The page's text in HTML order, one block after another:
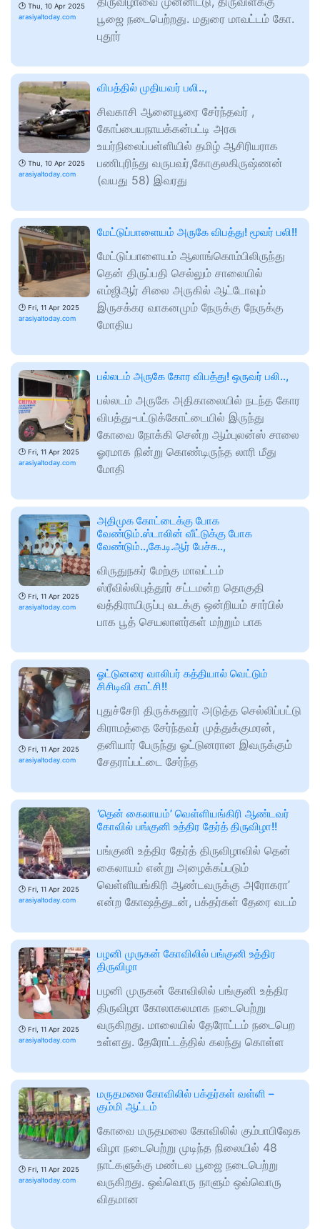
🕑 Thu, 10 Apr 2025
arasiyaltoday.com
பூஜை நடைபெற்றது. மதுரை மாவட்டம் கோ.
புதூர்
🕑 Thu, 10 Apr 2025
arasiyaltoday.com
விபத்தில் ‌முதியவர் பலி..,
சிவகாசி ஆனையூரை சேர்ந்தவர் ,
கோப்பையநாயக்கன்பட்டி அரசு
உயர்நிலைப்பள்ளியில் தமிழ் ஆசிரியராக
பணிபுரிந்து வருபவர்,கோகுலகிருஷ்ணன்
(வயது 58) இவரது
🕑 Fri, 11 Apr 2025
arasiyaltoday.com
மேட்டுப்பாளையம் அருகே விபத்து! மூவர் பலி!!
மேட்டுப்பாளையம் ஆலாங்கொம்பிலிருந்து
தென் திருப்பதி செல்லும் சாலையில்
எம்ஜிஆர் சிலை அருகில் ஆட்டோவும்
இருசக்கர வாகனமும் நேருக்கு நேருக்கு
மோதிய
🕑 Fri, 11 Apr 2025
arasiyaltoday.com
பல்லடம் அருகே கோர விபத்து! ஒருவர் பலி..,
பல்லடம் அருகே அதிகாலையில் நடந்த கோர
விபத்து-பட்டுக்கோட்டையில் இருந்து
கோவை நோக்கி சென்ற ஆம்புலன்ஸ் சாலை
ஓரமாக நின்று கொண்டிருந்த லாரி மீது
மோதி
🕑 Fri, 11 Apr 2025
arasiyaltoday.com
அதிமுக கோட்டைக்கு போக
வேண்டும்.ஸ்டாலின் வீட்டுக்கு போக
வேண்டும்..,கே.டி.ஆர் பேச்சு..,
விருதுநகர் மேற்கு மாவட்டம்
ஸ்ரீவில்லிபுத்தூர் சட்டமன்ற தொகுதி
வத்திராயிருப்பு வடக்கு ஒன்றியம் சார்பில்
பாக பூத் செயலாளர்கள் மற்றும் பாக
🕑 Fri, 11 Apr 2025
arasiyaltoday.com
ஓட்டுனரை வாலிபர் கத்தியால் வெட்டும்
சிசிடிவி காட்சி!!
புதுச்சேரி திருக்கனூர் அடுத்த செல்லிப்பட்டு
கிராமத்தை சேர்ந்தவர் முத்துக்குமரன்,
தனியார் பேருந்து ஓட்டுனரான இவருக்கும்
சேதராப்பட்டை சேர்ந்த
🕑 Fri, 11 Apr 2025
arasiyaltoday.com
‘தென் கைலாயம்’ வெள்ளியங்கிரி ஆண்டவர்
கோவில் பங்குனி உத்திர தேர்த் திருவிழா!!
பங்குனி உத்திர தேர்த் திருவிழாவில் தென்
கைலாயம் என்று அழைக்கப்படும்
வெள்ளியங்கிரி ஆண்டவருக்கு அரோகரா’
என்ற கோஷத்துடன், பக்தர்கள் தேரை வடம்
🕑 Fri, 11 Apr 2025
arasiyaltoday.com
பழனி முருகன் கோவிலில் பங்குனி உத்திர
திருவிழா
பழனி முருகன் கோவிலில் பங்குனி உத்திர
திருவிழா கோலாகலமாக நடைபெற்று
வருகிறது. மாலையில் தேரோட்டம் நடைபெற
உள்ளது. தேரோட்டத்தில் கலந்து கொள்ள
🕑 Fri, 11 Apr 2025
arasiyaltoday.com
மருதமலை கோவிலில் பக்தர்கள் வள்ளி –
கும்மி ஆட்டம்
கோவை மருதமலை கோவிலில் கும்பாபிஷேக
விழா நடைபெற்று முடிந்த நிலையில் 48
நாட்களுக்கு மண்டல பூஜை நடைபெற்று
வருகிறது. ஒவ்வொரு நாளும் ஒவ்வொரு
விதமான